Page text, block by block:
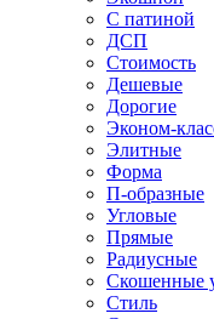
С патиной
ДСП
Стоимость
Дешевые
Дорогие
Эконом-
Элитные
Форма
П-образные
Угловые
Прямые
Радиусные
Скошенные
Стиль